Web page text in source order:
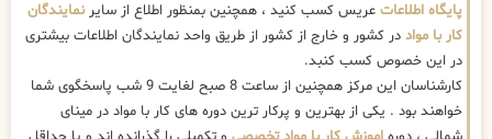
پایگاه اطلاعات عریس کسب کنید ، همچنین بمنظور اطلاع از سایرنمایندگان
کار با مواد در کشور و خارج از کشور از طریق واحد نمایندگان اطلاعات بیشتری
در این خصوص کسب کنبد.
کارشناسان این مرکز همچنین از ساعت 8 صبح لغایت 9 شب پاسخگوی شما
خواهند بود . یکی از بهترین و پرکار ترین دوره های کار با مواد در مینای